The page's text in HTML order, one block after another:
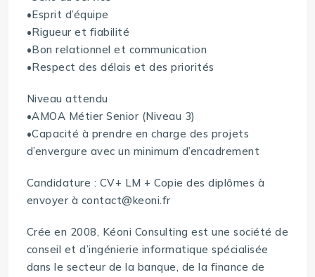
•Esprit d’équipe
•Rigueur et fiabilité
•Bon relationnel et communication
•Respect des délais et des priorités
Niveau attendu
•AMOA Métier Senior (Niveau 3)
•Capacité à prendre en charge des projets
d’envergure avec un minimum d’encadrement
Candidature : CV+ LM + Copie des diplômes à
envoyer à contact@keoni.fr
Crée en 2008, Kéoni Consulting est une société de
conseil et d’ingénierie informatique spécialisée
dans le secteur de la banque, de la finance de